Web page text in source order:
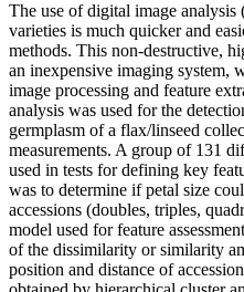
The use of digital image
varieties is much quicker and
methods. This non-destructive,
an inexpensive imaging system,
image processing and feature
analysis was used for the
germplasm of a flax/linseed
measurements. A group of 131
used in tests for defining key
was to determine if petal size
accessions (doubles, triples,
model used for feature
of the dissimilarity or similarity
position and distance of